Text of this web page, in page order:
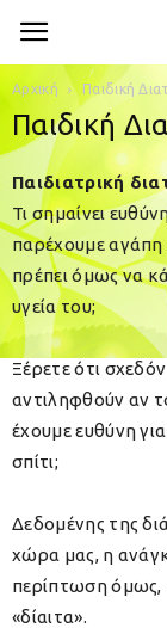
Αρχική Παιδική
Παιδική
Παιδιατρική
Τι σημαίνει
παρέχουμε αγάπη
πρέπει όμως να
υγεία του;
Ξέρετε ότι
αντιληφθούν αν
έχουμε ευθύνη
σπίτι;
Δεδομένης της
χώρα μας, η
περίπτωση όμως,
«δίαιτα».